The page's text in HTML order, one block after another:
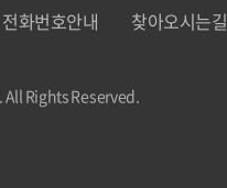
전화번호안내 찾아오시는길
All Rights Reserved.